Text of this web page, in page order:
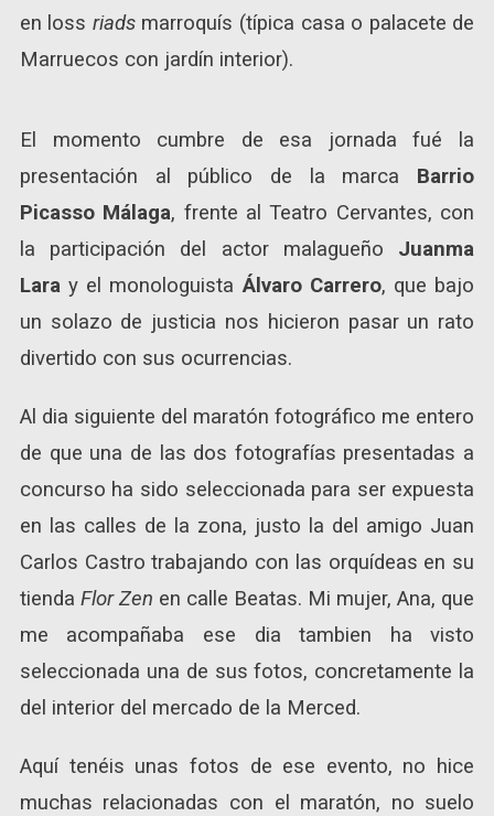
en loss riadsmarroquís (típica casa o palacete de
Marruecos con jardín interior).
El momento cumbre de esa jornada fué la
presentación al público de la marca Barrio
Picasso Málaga, frente al Teatro Cervantes, con
la participación del actor malagueño Juanma
Laray el monologuistaÁlvaro Carrero, que bajo
un solazo de justicia nos hicieron pasar un rato
divertido con sus ocurrencias.
Al dia siguiente del maratón fotográfico me entero
de que una de las dos fotografías presentadas a
concurso ha sido seleccionada para ser expuesta
en las calles de la zona, justo la del amigo Juan
Carlos Castro trabajando con las orquídeas en su
tienda Flor Zen en calle Beatas. Mi mujer, Ana, que
me acompañaba ese dia tambien ha visto
seleccionada una de sus fotos, concretamente la
del interior del mercado de la Merced.
Aquí tenéis unas fotos de ese evento, no hice
muchas relacionadas con el maratón, no suelo